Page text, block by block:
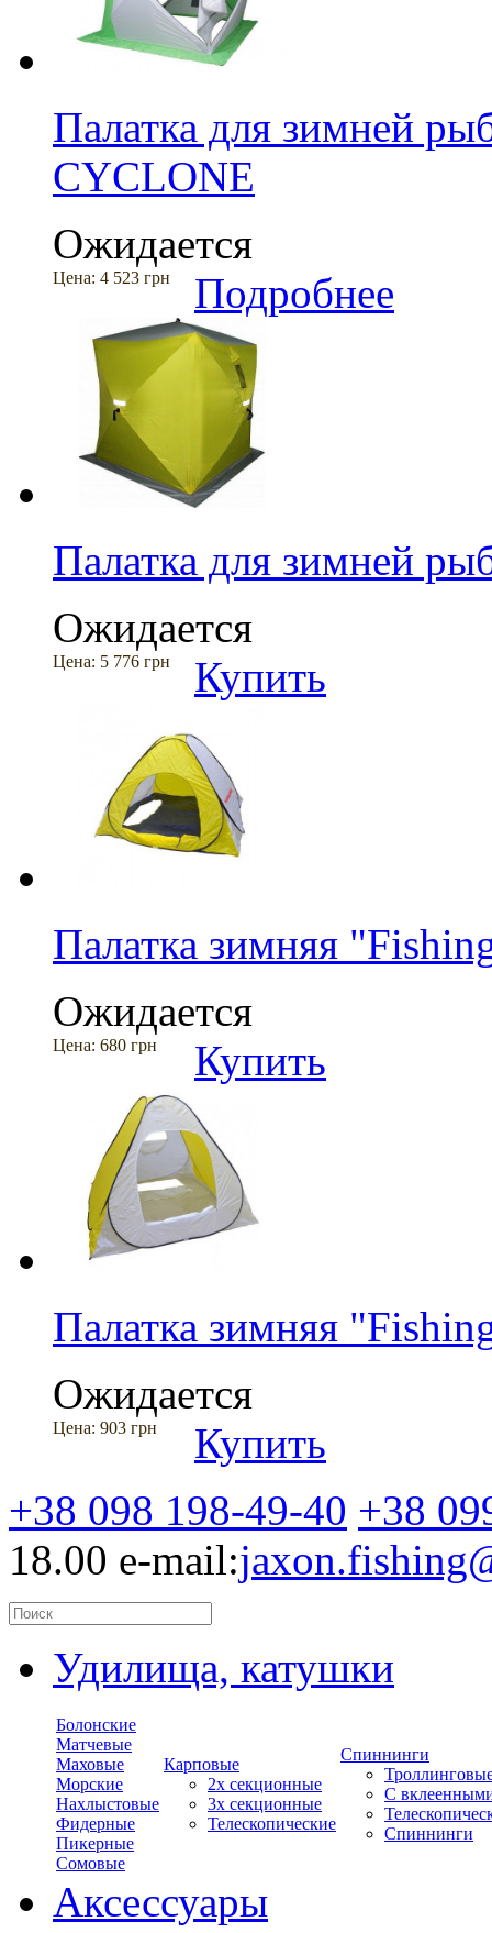
Палатка для зимней
CYCLONE
Ожидается
Цена: 4 523 грн Подробнее
Палатка для зимней
Ожидается
Цена: 5 776 грн Купить
Палатка зимняя
Ожидается
Цена: 680 грн Купить
Палатка зимняя
Ожидается
Цена: 903 грн
Купить
+38 098 198-49-40 +38
18.00 e-mail:
Удилища, катушки
Болонские
Матчевые
Маховые
Морские
Нахлыстовые
Фидерные
Пикерные
Сомовые
Карповые
2х секционные
3х секционные
Телескопические
Спиннинги
С
Спиннинги
Аксессуары